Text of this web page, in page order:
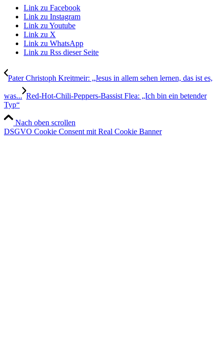
Link zu Facebook
Link zu Instagram
Link zu Youtube
Link zu X
Link zu WhatsApp
Link zu Rss dieser Seite
Pater Christoph Kreitmeir: „Jesus in allem sehen lernen, das ist es,
was... Red-Hot-Chili-Peppers-Bassist Flea: „Ich bin ein betender
Typ“
Nach oben scrollen
DSGVO Cookie Consent mit Real Cookie Banner